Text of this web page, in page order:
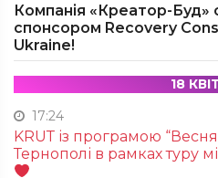
Компанія «Креатор-Буд»
спонсором Recovery
Ukraine!
18
17:24
KRUТ із програмою
Тернополі в рамках туру